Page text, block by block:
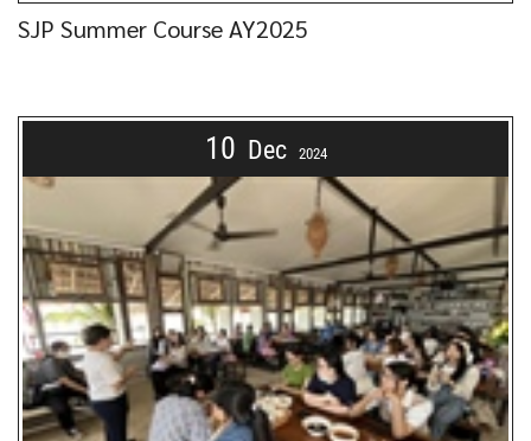
SJP Summer Course AY2025
10 Dec 2024